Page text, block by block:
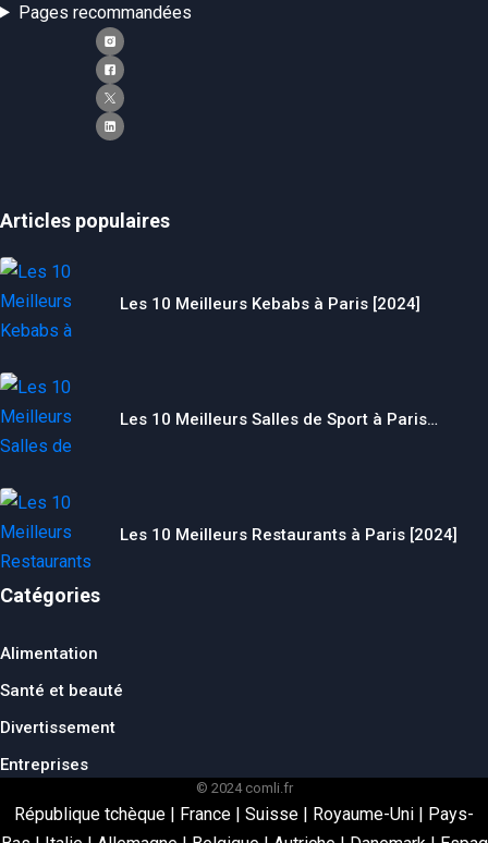
Pages recommandées
Articles populaires
Les 10 Meilleurs Kebabs à Paris [2024]
Les 10 Meilleurs Salles de Sport à Paris…
Les 10 Meilleurs Restaurants à Paris [2024]
Catégories
Alimentation
Santé et beauté
Divertissement
Entreprises
© 2024 comli.fr
République tchèque | France | Suisse | Royaume-Uni | Pays-